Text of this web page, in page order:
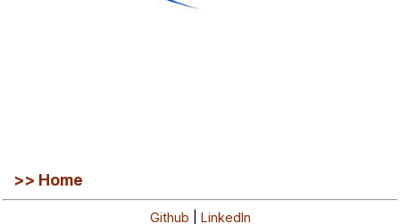
>> Home
Github LinkedIn